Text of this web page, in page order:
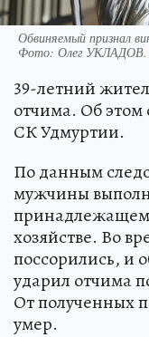
Обвиняемый признал
Фото: Олег УКЛАДОВ.
39-летний
отчима. Об
СК Удмуртии.
По данным
мужчины
хозяйстве. Во
поссорились, и
ударил отчима
От полученных
умер.